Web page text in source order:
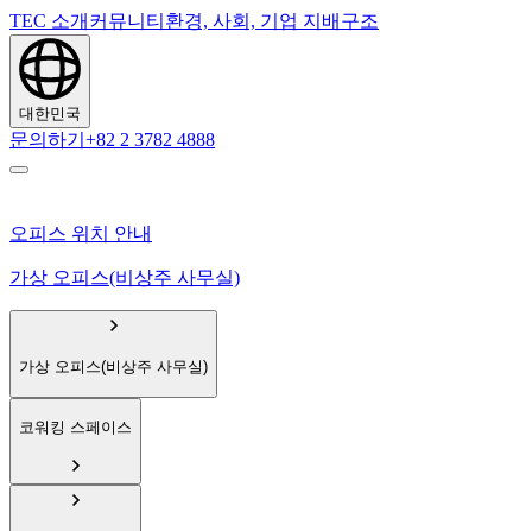
TEC 소개 커뮤니티 환경, 사회, 기업 지배구조
대한민국
문의하기 +82 2 3782 4888
오피스 위치 안내
가상 오피스(비상주 사무실)
가상 오피스(비상주 사무실)
코워킹 스페이스